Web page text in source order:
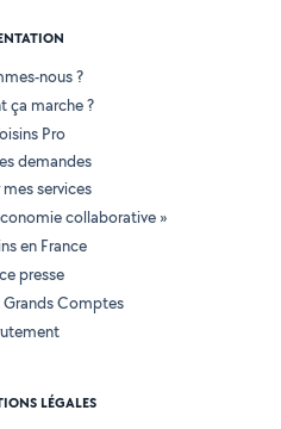
nous ?
ça marche ?
Pro
demandes
services
collaborative »
en France
presse
Grands Comptes
LÉGALES